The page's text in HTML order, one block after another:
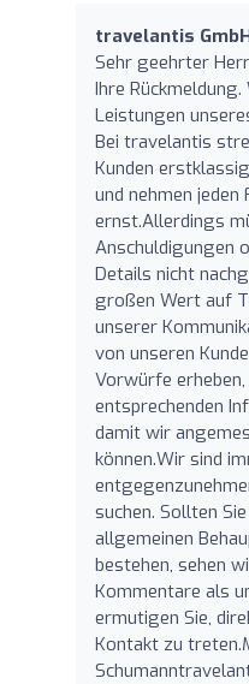
travelantis
Sehr geehrter
Ihre
Leistungen
Bei travelantis
Kunden
und nehmen
ernst.Allerdings
Anschuldigungen
Details nicht
großen Wert auf
unserer
von unseren
Vorwürfe
entsprechenden
damit wir
können.Wir sind
suchen. Sollten
allgemeinen
bestehen, sehen
Kommentare als
ermutigen Sie,
Kontakt zu